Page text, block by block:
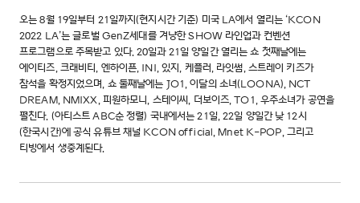
오는 8월 19일부터 21일까지(현지시간 기준) 미국 LA에서 열리는 ‘KCON
2022 LA’는 글로벌 GenZ세대를 겨냥한 SHOW 라인업과 컨벤션
프로그램으로 주목받고 있다. 20일과 21일 양일간 열리는 쇼 첫째날에는
에이티즈, 크래비티, 엔하이픈, INI, 있지, 케플러, 라잇썸, 스트레이 키즈가
참석을 확정지었으며, 쇼 둘째날에는 JO1, 이달의 소녀(LOONA), NCT
DREAM, NMIXX, 피원하모니, 스테이씨, 더보이즈, TO1, 우주소녀가 공연을
펼친다. (아티스트 ABC순 정렬) 국내에서는 21일, 22일 양일간 낮 12시
(한국시간)에 공식 유튜브 채널 KCON official, Mnet K-POP, 그리고
티빙에서 생중계된다.